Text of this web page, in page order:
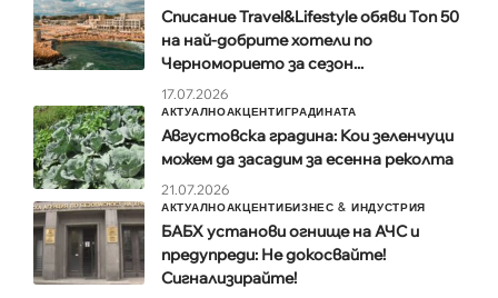
Списание Travel&Lifestyle обяви Топ 50
на най-добрите хотели по
Черноморието за сезон...
17.07.2026
АКТУАЛНОАКЦЕНТИГРАДИНАТА
Августовска градина: Кои зеленчуци
можем да засадим за есенна реколта
21.07.2026
АКТУАЛНОАКЦЕНТИБИЗНЕС & ИНДУСТРИЯ
БАБХ установи огнище на АЧС и
предупреди: Не докосвайте!
Сигнализирайте!